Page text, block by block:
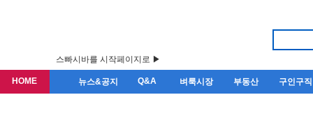
스빠시바를 시작페이지로 ▶
HOME 뉴스&공지 Q&A 벼룩시장 부동산 구인구직